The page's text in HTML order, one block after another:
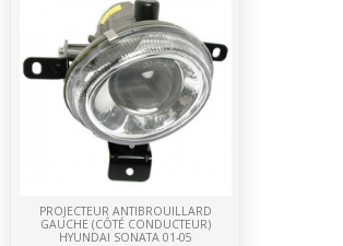
PROJECTEUR ANTIBROUILLARD
GAUCHE (CÔTÉ CONDUCTEUR)
HYUNDAI SONATA 01-05